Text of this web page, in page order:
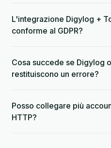
L'integrazione Digylog +
conforme al GDPR?
Cosa succede se Digylog
restituiscono un errore?
Posso collegare più
HTTP?